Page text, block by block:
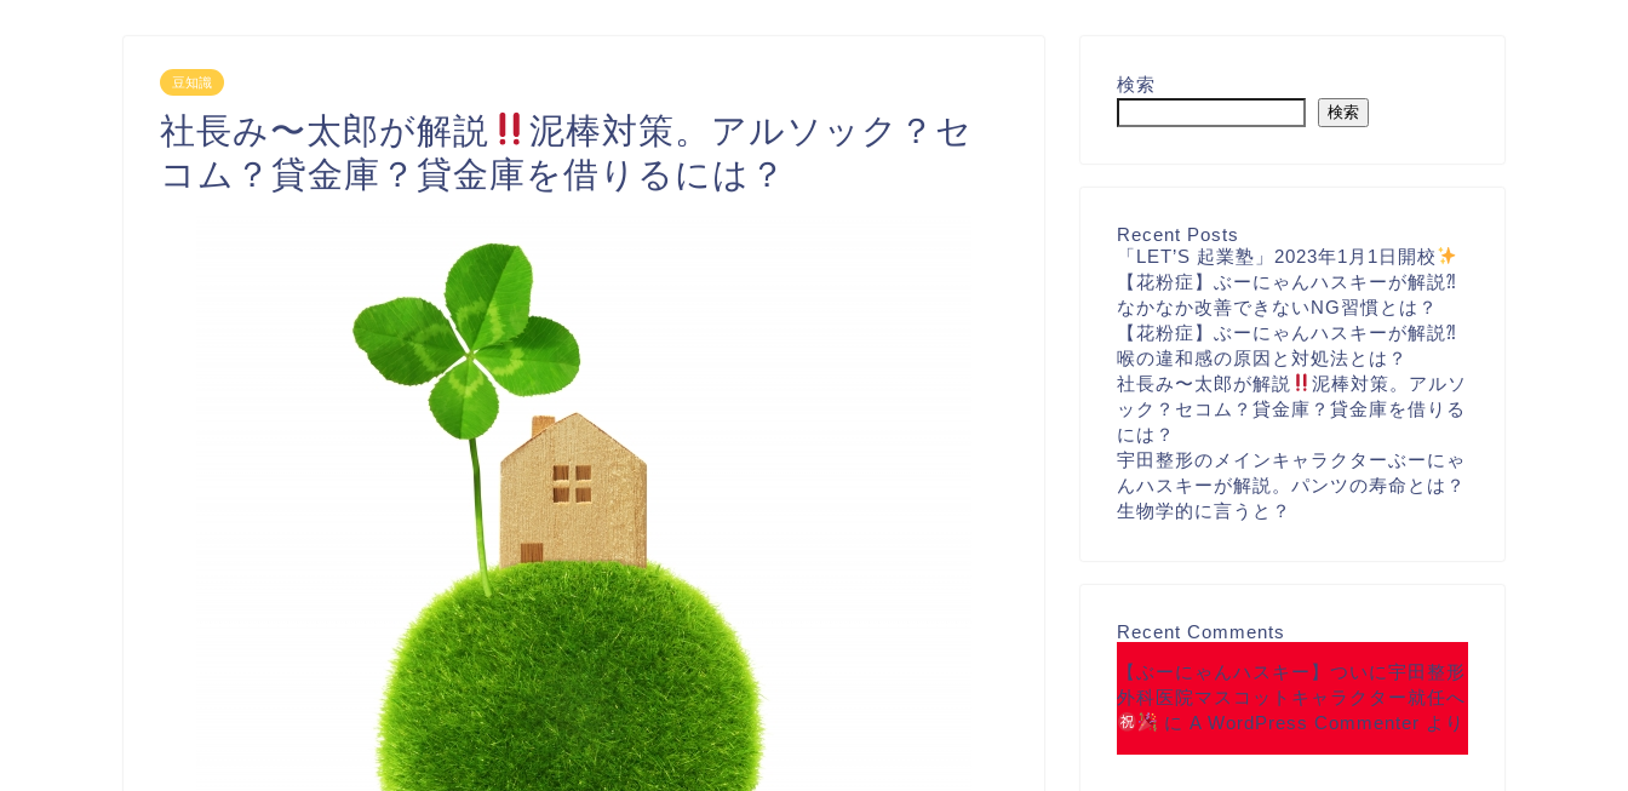
豆知識
社長み〜太郎が解説
泥棒対策。アルソック？セ
コム？貸金庫？貸金庫を借りるには？
検索
検索
Recent Posts
「LET’S 起業塾」2023年1月1日開校
【花粉症】ぶーにゃんハスキーが解説⁈
なかなか改善できないNG習慣とは？
【花粉症】ぶーにゃんハスキーが解説⁈
喉の違和感の原因と対処法とは？
社長み〜太郎が解説
泥棒対策。アルソ
ック？セコム？貸金庫？貸金庫を借りる
には？
宇田整形のメインキャラクターぶーにゃ
んハスキーが解説。パンツの寿命とは？
生物学的に言うと？
Recent Comments
【ぶーにゃんハスキー】ついに宇田整形
外科医院マスコットキャラクター就任へ
にA WordPress Commenter より